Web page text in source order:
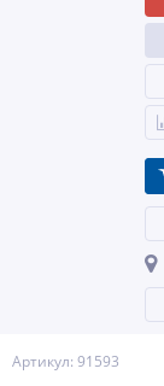
Артикул: 91593